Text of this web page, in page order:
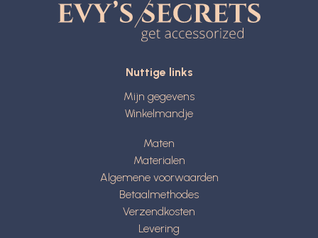
Nuttige links
Mijn gegevens
Winkelmandje
Maten
Materialen
Algemene voorwaarden
Betaalmethodes
Verzendkosten
Levering